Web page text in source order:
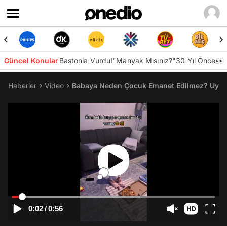
Güncel KonularBastonla Vurdu!"Manyak Mısınız?"30 Yıl Önce👀
Haberler Video Babaya Neden Çocuk Emanet Edilmez?
0:02/0:56